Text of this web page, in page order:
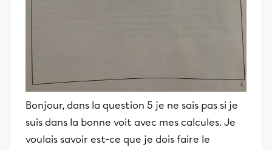
Bonjour, dans la question 5 je ne sais pas si je
suis dans la bonne voit avec mes calcules. Je
voulais savoir est-ce que je dois faire le